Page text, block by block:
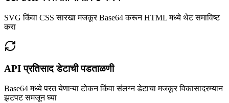
SVG किंवा CSS सारखा मजकूर Base64 करून HTML मध्ये थेट समाविष्ट
करा
API प्रतिसाद डेटाची पडताळणी
Base64 मध्ये परत येणाऱ्या टोकन किंवा संलग्न डेटाचा मजकूर विकासादरम्यान
झटपट समजून घ्या